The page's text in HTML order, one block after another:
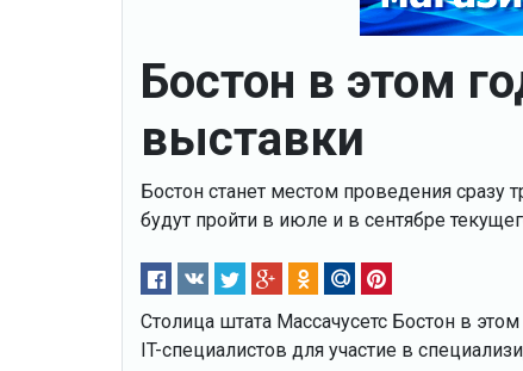
Бостон в этом
выставки
Бостон станет местом проведения сразу
будут пройти в июле и в сентябре
Столица штата Массачусетс Бостон в
IT-специалистов для участие в